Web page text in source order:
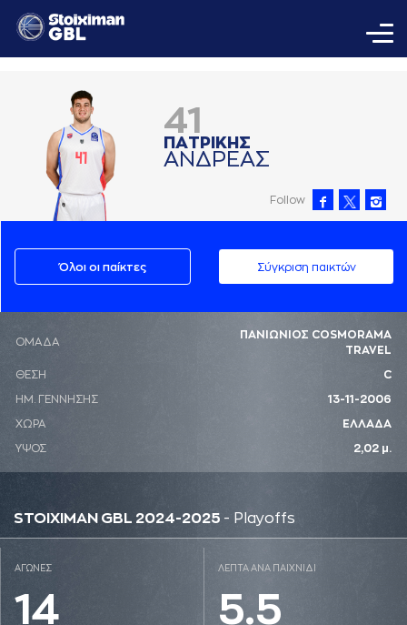
41
ΠAΤΡΙΚΗΣ
AΝΔΡΕAΣ
Follow
Όλοι οι παίκτες Σύγκριση παικτών
ΟΜΑΔΑ
ΠΑΝΙΩΝΙΟΣ COSMORAMA
TRAVEL
ΘΕΣΗ C
ΗΜ. ΓΕΝΝΗΣΗΣ 13-11-2006
ΧΩΡΑ ΕΛΛΑΔΑ
ΥΨΟΣ 2,02 μ.
STOIXIMAN GBL 2024-2025 - Playoffs
ΑΓΩΝΕΣ
14
ΛΕΠΤΑ ΑΝΑ ΠΑΙΧΝΙΔΙ
5.5